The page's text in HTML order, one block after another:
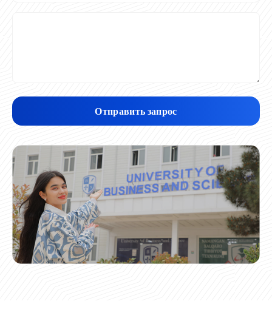
Отправить запрос